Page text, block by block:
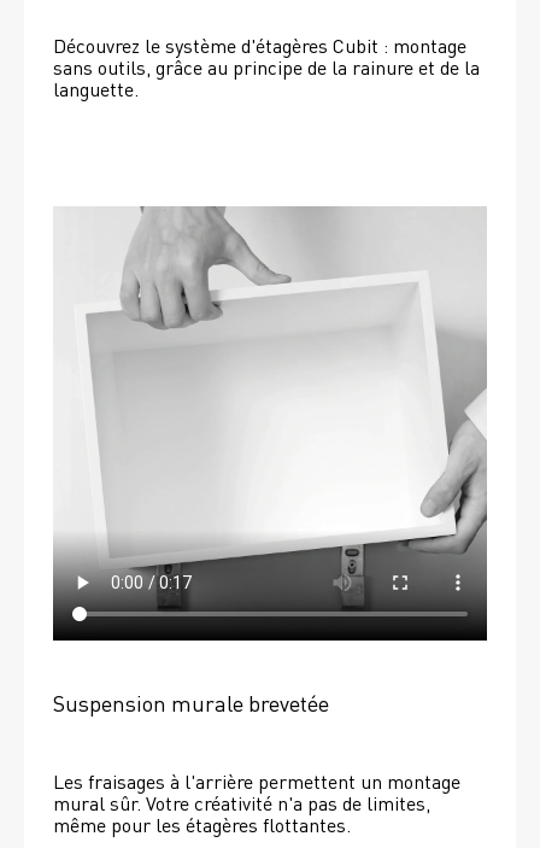
Découvrez le système d'étagères Cubit : montage
sans outils, grâce au principe de la rainure et de la
languette.
Suspension murale brevetée
Les fraisages à l'arrière permettent un montage
mural sûr. Votre créativité n'a pas de limites,
même pour les étagères flottantes.